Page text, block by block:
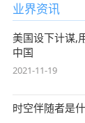
业界资讯
美国设下计谋,
中国
2021-11-19
时空伴随者是